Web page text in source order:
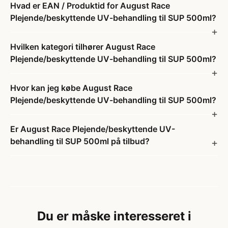
Hvad er EAN / Produktid for August Race
Plejende/beskyttende UV-behandling til SUP 500ml?
Hvilken kategori tilhører August Race
Plejende/beskyttende UV-behandling til SUP 500ml?
Hvor kan jeg købe August Race
Plejende/beskyttende UV-behandling til SUP 500ml?
Er August Race Plejende/beskyttende UV-
behandling til SUP 500ml på tilbud?
Du er måske interesseret i